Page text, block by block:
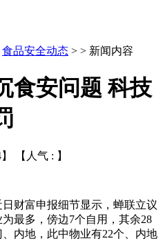
食品安全动态 > > 新闻内容
食安问题 科技
】 【人气 : 】
富申报细节显示，蝉联立议
最多，傍边7个自用，其余28
内地，此中物业有22个、内地